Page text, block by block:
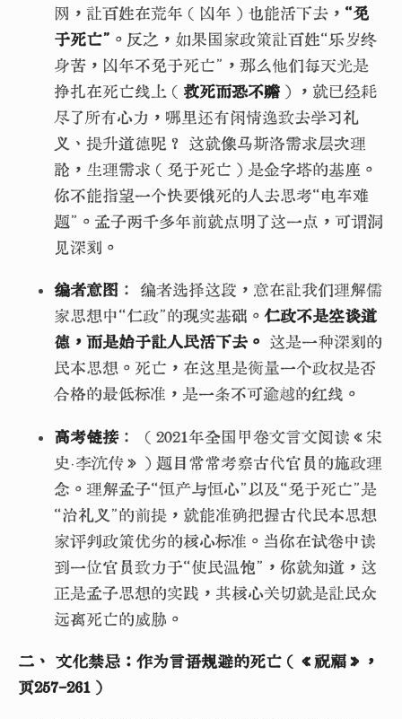
网，让百姓在荒年（凶年）也能活下去， “免
于死亡” 。反之，如果国家政策让百姓“乐岁终
身苦，凶年不免于死亡”，那么他们每天光是
挣扎在死亡线上（ 救死而恐不赡 ），就已经耗
尽了所有心力，哪里还有闲情逸致去学习礼
义、提升道德呢？ 这就像马斯洛需求层次理
论，生理需求（免于死亡）是金字塔的基座。
你不能指望一个快要饿死的人去思考“电车难
题”。孟子两千多年前就点明了这一点，可谓洞
见深刻。
编者意图 ： 编者选择这段，意在让我们理解儒
家思想中“仁政”的现实基础。 仁政不是空谈道
德，而是始于让人民活下去。
这是一种深刻的
民本思想。死亡，在这里是衡量一个政权是否
合格的最低标准，是一条不可逾越的红线。
高考链接： （2021年全国甲卷文言文阅读《宋
史·李沆传》）题目常常考察古代官员的施政理
念。理解孟子“恒产与恒心”以及“免于死亡”是
“治礼义”的前提，就能准确把握古代民本思想
家评判政策优劣的核心标准。当你在试卷中读
到一位官员致力于“使民温饱”，你就知道，这
正是孟子思想的实践，其核心关切就是让民众
远离死亡的威胁。
二、 文化禁忌：作为言语规避的死亡（《祝福》，
页257-261）